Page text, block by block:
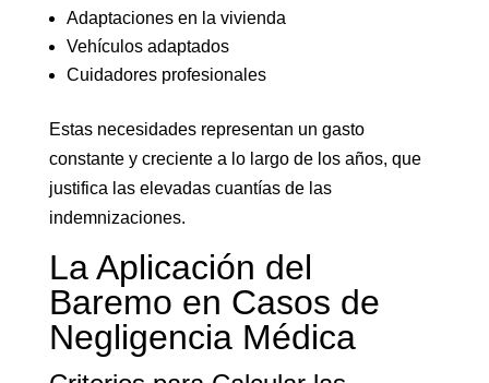
Adaptaciones en la vivienda
Vehículos adaptados
Cuidadores profesionales
Estas necesidades representan un gasto
constante y creciente a lo largo de los años, que
justifica las elevadas cuantías de las
indemnizaciones.
La Aplicación del
Baremo en Casos de
Negligencia Médica